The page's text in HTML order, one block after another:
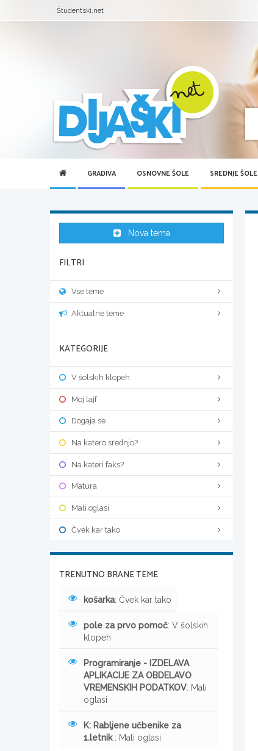
Študentski.net
GRADIVA OSNOVNE ŠOLE SREDNJE ŠOLE
Nova tema
FILTRI
Vse teme
Aktualne teme
KATEGORIJE
V šolskih klopeh
Moj lajf
Dogaja se
Na katero srednjo?
Na kateri faks?
Matura
Mali oglasi
Čvek kar tako
TRENUTNO BRANE TEME
košarka: Čvek kar tako
pole za prvo pomoč: V šolskih
klopeh
Programiranje - IZDELAVA
APLIKACIJE ZA OBDELAVO
VREMENSKIH PODATKOV: Mali
oglasi
K: Rabljene učbenike za
1.letnik : Mali oglasi